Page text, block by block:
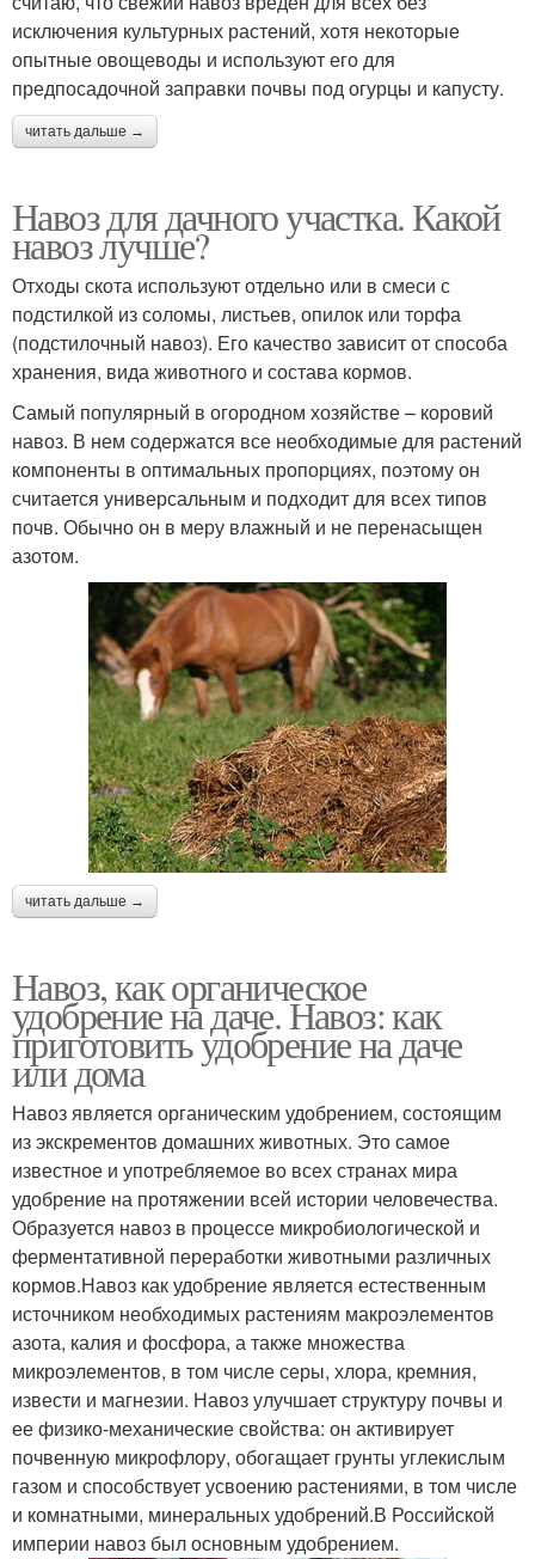
исключения культурных растений, хотя некоторые
опытные овощеводы и используют его для
предпосадочной заправки почвы под огурцы и капусту.
читать дальше →
Навоз для дачного участка. Какой
навоз лучше?
Отходы скота используют отдельно или в смеси с
подстилкой из соломы, листьев, опилок или торфа
(подстилочный навоз). Его качество зависит от способа
хранения, вида животного и состава кормов.
Самый популярный в огородном хозяйстве – коровий
навоз. В нем содержатся все необходимые для растений
компоненты в оптимальных пропорциях, поэтому он
считается универсальным и подходит для всех типов
почв. Обычно он в меру влажный и не перенасыщен
азотом.
читать дальше →
Навоз, как органическое
удобрение на даче. Навоз: как
приготовить удобрение на даче
или дома
Навоз является органическим удобрением, состоящим
из экскрементов домашних животных. Это самое
известное и употребляемое во всех странах мира
удобрение на протяжении всей истории человечества.
Образуется навоз в процессе микробиологической и
ферментативной переработки животными различных
кормов.Навоз как удобрение является естественным
источником необходимых растениям макроэлементов
азота, калия и фосфора, а также множества
микроэлементов, в том числе серы, хлора, кремния,
извести и магнезии. Навоз улучшает структуру почвы и
ее физико-механические свойства: он активирует
почвенную микрофлору, обогащает грунты углекислым
газом и способствует усвоению растениями, в том числе
и комнатными, минеральных удобрений.В Российской
империи навоз был основным удобрением.